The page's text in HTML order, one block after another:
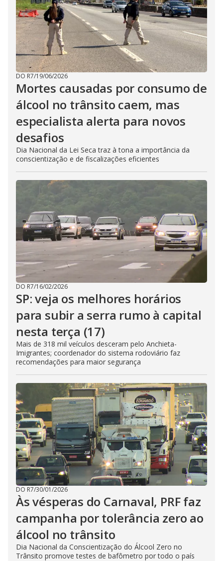
DO R7/19/06/2026
Mortes causadas por consumo de
álcool no trânsito caem, mas
especialista alerta para novos
desafios
Dia Nacional da Lei Seca traz à tona a importância da
conscientização e de fiscalizações eficientes
DO R7/16/02/2026
SP: veja os melhores horários
para subir a serra rumo à capital
nesta terça (17)
Mais de 318 mil veículos desceram pelo Anchieta-
Imigrantes; coordenador do sistema rodoviário faz
recomendações para maior segurança
DO R7/30/01/2026
Às vésperas do Carnaval, PRF faz
campanha por tolerância zero ao
álcool no trânsito
Dia Nacional da Conscientização do Álcool Zero no
Trânsito promove testes de bafômetro por todo o país